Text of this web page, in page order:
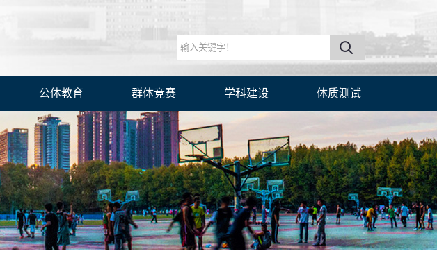
公体教育 群体竞赛 学科建设 体质测试